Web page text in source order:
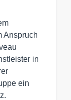
Anspruch
in
ein